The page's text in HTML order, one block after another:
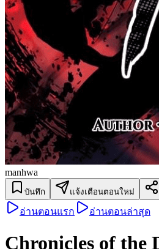
manhwa
บันทึก แจ้งเตือนตอนใหม่
อ่านตอนแรก อ่านตอนล่าสุด
Chronicles of the